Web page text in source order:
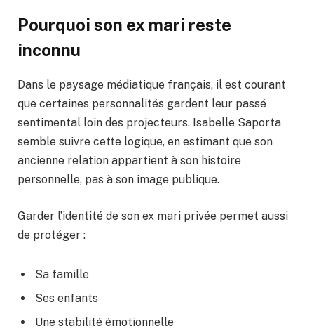
Pourquoi son ex mari reste
inconnu
Dans le paysage médiatique français, il est courant
que certaines personnalités gardent leur passé
sentimental loin des projecteurs. Isabelle Saporta
semble suivre cette logique, en estimant que son
ancienne relation appartient à son histoire
personnelle, pas à son image publique.
Garder l’identité de son ex mari privée permet aussi
de protéger :
Sa famille
Ses enfants
Une stabilité émotionnelle